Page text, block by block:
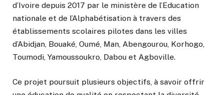
d’Ivoire depuis 2017 par le ministère de l’Education
nationale et de l’Alphabétisation à travers des
établissements scolaires pilotes dans les villes
d’Abidjan, Bouaké, Oumé, Man, Abengourou, Korhogo,
Toumodi, Yamoussoukro, Dabou et Agboville.
Ce projet poursuit plusieurs objectifs, à savoir offrir